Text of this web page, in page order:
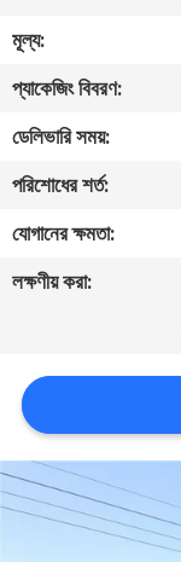
কারখানা
ভ্রমণ
মান
নিয়ন্ত্রণ
যোগাযোগ
খবর
মামলা
মূল্য:
প্যাকেজিং বিবরণ:
ডেলিভারি সময়:
পরিশোধের শর্ত:
যোগানের ক্ষমতা:
লক্ষণীয় করা: